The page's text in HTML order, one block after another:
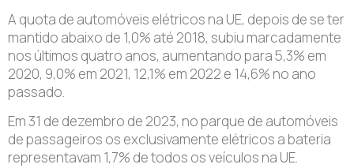
A quota de automóveis elétricos na UE, depois de se ter
mantido abaixo de 1,0% até 2018, subiu marcadamente
nos últimos quatro anos, aumentando para 5,3% em
2020, 9,0% em 2021, 12,1% em 2022 e 14,6% no ano
passado.
Em 31 de dezembro de 2023, no parque de automóveis
de passageiros os exclusivamente elétricos a bateria
representavam 1,7% de todos os veículos na UE.